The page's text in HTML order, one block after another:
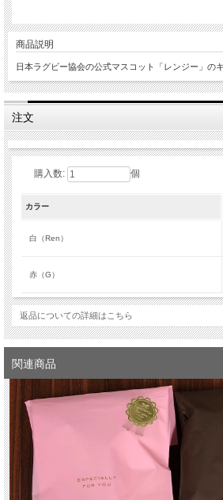
商品説明
日本ラグビー協会の公式マスコット「レンジー」の
注文
購入数: 個
カラー
白（Ren）
赤（G）
返品についての詳細はこちら
関連商品